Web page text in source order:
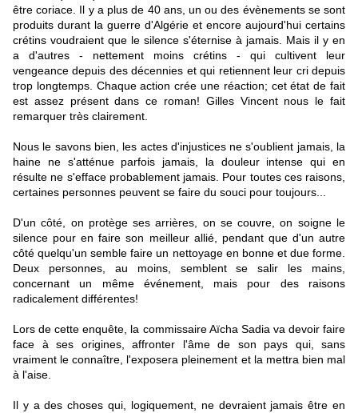
être coriace. Il y a plus de 40 ans, un ou des évènements se sont
produits durant la guerre d'Algérie et encore aujourd'hui certains
crétins voudraient que le silence s'éternise à jamais. Mais il y en
a d'autres - nettement moins crétins - qui cultivent leur
vengeance depuis des décennies et qui retiennent leur cri depuis
trop longtemps. Chaque action crée une réaction; cet état de fait
est assez présent dans ce roman! Gilles Vincent nous le fait
remarquer très clairement.
Nous le savons bien, les actes d'injustices ne s'oublient jamais, la
haine ne s'atténue parfois jamais, la douleur intense qui en
résulte ne s'efface probablement jamais. Pour toutes ces raisons,
certaines personnes peuvent se faire du souci pour toujours...
D'un côté, on protège ses arrières, on se couvre, on soigne le
silence pour en faire son meilleur allié, pendant que d'un autre
côté quelqu'un semble faire un nettoyage en bonne et due forme.
Deux personnes, au moins, semblent se salir les mains,
concernant un même événement, mais pour des raisons
radicalement différentes!
Lors de cette enquête, la commissaire Aïcha Sadia va devoir faire
face à ses origines, affronter l'âme de son pays qui, sans
vraiment le connaître, l'exposera pleinement et la mettra bien mal
à l'aise.
Il y a des choses qui, logiquement, ne devraient jamais être en